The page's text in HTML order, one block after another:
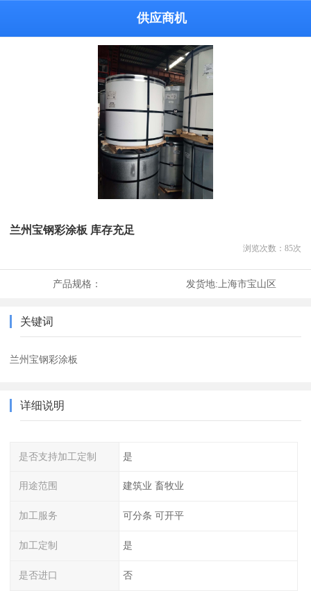
供应商机
兰州宝钢彩涂板 库存充足
浏览次数： 85次
产品规格： 发货地:上海市宝山区
关键词
兰州宝钢彩涂板
详细说明
是否支持加工定制 是
用途范围 建筑业 畜牧业
加工服务 可分条 可开平
加工定制 是
是否进口 否